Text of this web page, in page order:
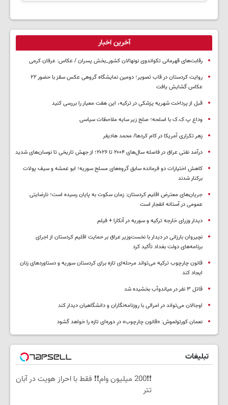
آخرین اخبار
رقابت‌های قهرمانی تکواندوی نونهالان کشور_بخش پسران / عکاس: عرفان کرمی
روایت کردستان در قاب تصویر؛ دومین نمایشگاه گروهی عکس سقز با حضور ۲۲
عکاس گشایش یافت
قبل از پرداخت شهریه پزشکی در ترکیه، این هفت معیار را بررسی کنید
وداع پ.ک.ک با اسلحه؛ صلح زیر سایه ملاحظات سیاسی
زهر تکراری آمریکا در کام کردها/ محمد هادیفر
درآمد نفتی عراق در فاصله سال‌های ۲۰۰۴ تا ۲۰۲۶؛ از جهش تاریخی تا نوسان‌های شدید
کاهش اختیارات دو فرمانده سابق گروه‌های مسلح سوریه؛ ابو عمشه و سیف پولات
برکنار شدند
جریان‌های معترض اقلیم کردستان: زمان سکوت به پایان رسیده است؛ نارضایتی
عمومی در آستانه انفجار است
دیدار وزرای خارجه ترکیه و سوریه در آنکارا + فیلم
نچیروان بارزانی در دیدار با نخست‌وزیر عراق بر حمایت اقلیم کردستان از اجرای
برنامه‌های دولت بغداد تأکید کرد
قانون چارچوب ترکیه می‌تواند مرحله‌ای تازه برای کردستان سوریه و دستاوردهای زنان
ایجاد کند
قاتل ٣ نفر در میاندوآب بخشیده شد
اوجالان می‌تواند در امرالی با روزنامه‌نگاران و دانشگاهیان دیدار کند
نعمان کورتولموش: «قانون چارچوب» درِ دوره‌ای تازه را خواهد گشود
تبلیغات
❗❗200 میلیون وام❗❗ فقط با احراز هویت در آبان
تتر